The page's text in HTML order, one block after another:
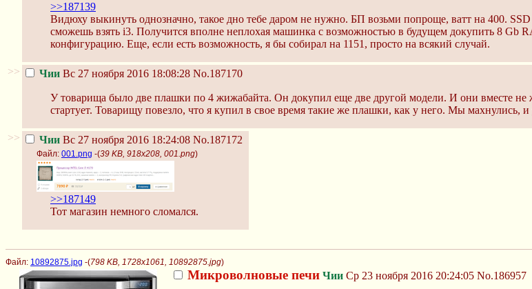
>>187139
Видюху выкинуть однозначно, такое дно тебе даром не нужно. БП возьми попроще, ватт на 400.
сможешь взять i3. Получится вполне неплохая машинка с возможностью в будущем докупить 8
конфигурацию. Еще, если есть возможность, я бы собирал на 1151, просто на всякий случай.
>> Чии Вс 27 ноября 2016 18:08:28 No.187170
У товарища было две плашки по 4 жижабайта. Он докупил еще две другой модели. И они вместе не
стартует. Товарищу повезло, что я купил в свое время такие же плашки, как у него. Мы махнулись,
>> Чии Вс 27 ноября 2016 18:24:08 No.187172
Файл: 001.png -(39 KB, 918x208, 001.png)
>>187149
Тот магазин немного сломался.
Файл: 10892875.jpg -(798 KB, 1728x1061, 10892875.jpg)
Микроволновые печи Чии Ср 23 ноября 2016 20:24:05 No.186957